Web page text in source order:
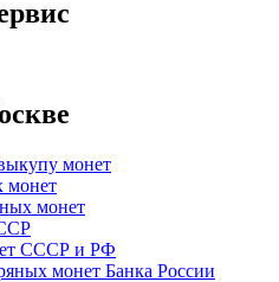
монет
монет
монет
СССР и РФ
монет Банка России